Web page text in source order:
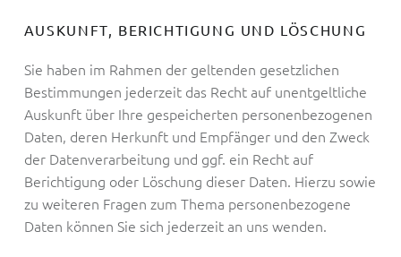
AUSKUNFT, BERICHTIGUNG UND LÖSCHUNG
Sie haben im Rahmen der geltenden gesetzlichen
Bestimmungen jederzeit das Recht auf unentgeltliche
Auskunft über Ihre gespeicherten personenbezogenen
Daten, deren Herkunft und Empfänger und den Zweck
der Datenverarbeitung und ggf. ein Recht auf
Berichtigung oder Löschung dieser Daten. Hierzu sowie
zu weiteren Fragen zum Thema personenbezogene
Daten können Sie sich jederzeit an uns wenden.